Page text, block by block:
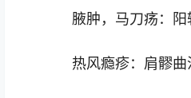
腋肿，马刀疡：阳
热风瘾疹：肩髎曲